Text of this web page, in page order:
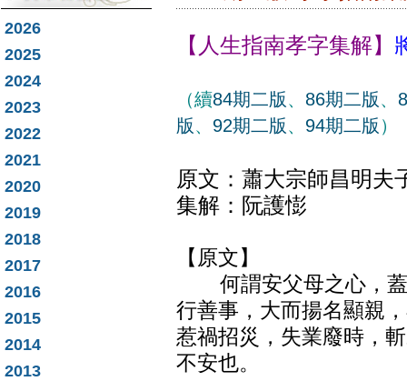
2026
2025
2024
2023
2022
2021
2020
2019
2018
2017
2016
2015
2014
2013
【人生指南孝字集解】
（續84期二版、 86期二版、
版、 92期二版、 94期二版 ）
原文：蕭大宗師昌明夫
集解：阮護憉
【原文】
何謂安父母之心，蓋
行善事，大而揚名顯親
惹禍招災，失業廢時，
不安也。